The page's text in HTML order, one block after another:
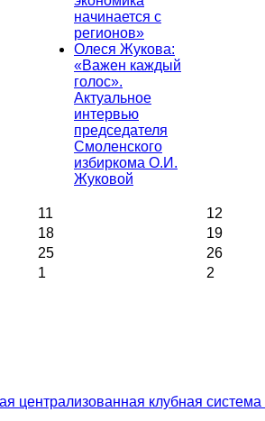
начинается с
регионов»
Олеся Жукова:
«Важен каждый
голос».
Актуальное
интервью
председателя
Смоленского
избиркома О.И.
Жуковой
11
12
18
19
25
26
1 2
централизованная клубная